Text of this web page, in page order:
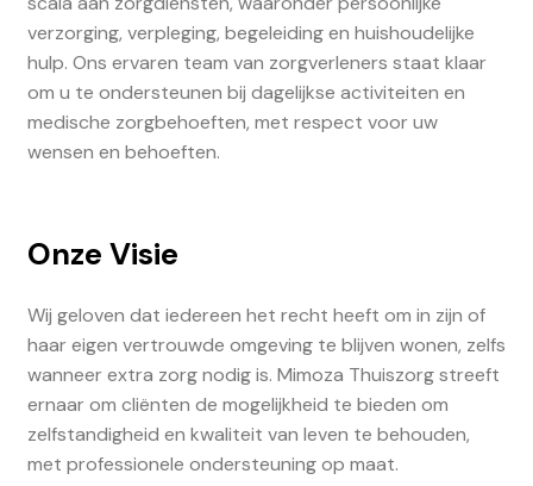
verzorging, verpleging, begeleiding en huishoudelijke
hulp. Ons ervaren team van zorgverleners staat klaar
om u te ondersteunen bij dagelijkse activiteiten en
medische zorgbehoeften, met respect voor uw
wensen en behoeften.
Onze Visie
Wij geloven dat iedereen het recht heeft om in zijn of
haar eigen vertrouwde omgeving te blijven wonen, zelfs
wanneer extra zorg nodig is. Mimoza Thuiszorg streeft
ernaar om cliënten de mogelijkheid te bieden om
zelfstandigheid en kwaliteit van leven te behouden,
met professionele ondersteuning op maat.